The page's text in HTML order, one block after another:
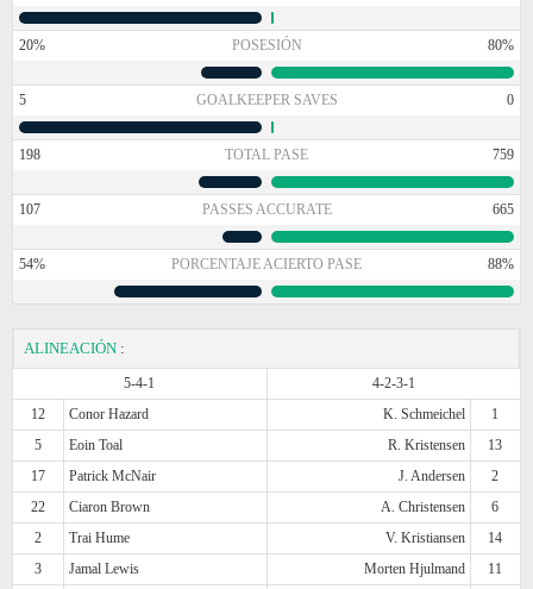
20% POSESIÓN 80%
5 GOALKEEPER SAVES 0
198 TOTAL PASE 759
107 PASSES ACCURATE 665
54% PORCENTAJE ACIERTO PASE 88%
ALINEACIÓN :
5-4-1
4-2-3-1
12
Conor Hazard K. Schmeichel
1
5
Eoin Toal R. Kristensen
13
17
Patrick McNair J. Andersen
2
22
Ciaron Brown A. Christensen
6
2
Trai Hume V. Kristiansen
14
3
Jamal Lewis Morten Hjulmand
11